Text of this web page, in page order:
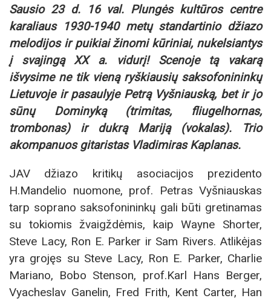
Sausio 23 d. 16 val. Plungės kultūros centre
karaliaus 1930-1940 metų standartinio džiazo
melodijos ir puikiai žinomi kūriniai, nukelsiantys
į svajingą XX a. vidurį! Scenoje tą vakarą
išvysime ne tik vieną ryškiausių saksofonininkų
Lietuvoje ir pasaulyje Petrą Vyšniauską, bet ir jo
sūnų Dominyką (trimitas, fliugelhornas,
trombonas) ir dukrą Mariją (vokalas). Trio
akompanuos gitaristas Vladimiras Kaplanas.
JAV džiazo kritikų asociacijos prezidento
H.Mandelio nuomone, prof. Petras Vyšniauskas
tarp soprano saksofonininkų gali būti gretinamas
su tokiomis žvaigždėmis, kaip Wayne Shorter,
Steve Lacy, Ron E. Parker ir Sam Rivers. Atlikėjas
yra grojęs su Steve Lacy, Ron E. Parker, Charlie
Mariano, Bobo Stenson, prof.Karl Hans Berger,
Vyacheslav Ganelin, Fred Frith, Kent Carter, Han